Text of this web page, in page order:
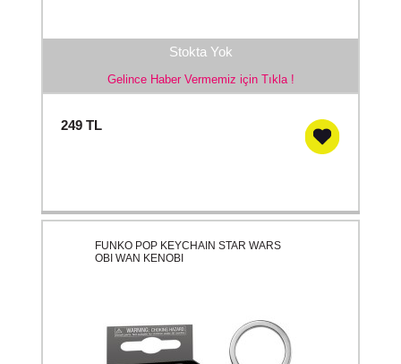
Stokta Yok
Gelince Haber Vermemiz için Tıkla !
249 TL
FUNKO POP KEYCHAIN STAR WARS
OBI WAN KENOBI